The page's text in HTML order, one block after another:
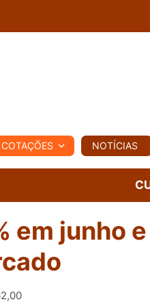
REGIONAL COMERCIAL
COTAÇÕES NOTÍCIAS
em junho